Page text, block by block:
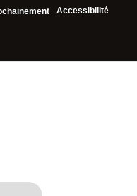
Accessibilité